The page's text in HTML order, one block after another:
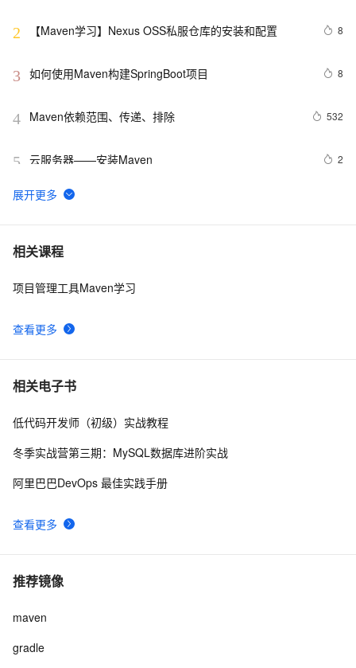
2 【Maven学习】Nexus OSS私服仓库的安装和配置 8
3 如何使用Maven构建SpringBoot项目 8
4 Maven依赖范围、传递、排除 532
5 云服务器——安装Maven 2
6 Maven实战从入门到精通（全）
7 Eclipse+Maven创建webapp项目<一> (转)
8 在maven中创建本地仓库
9 kubernetes下的jenkins如何设置maven
10
相关课程
查看更多
项目管理工具Maven学习
相关电子书
查看更多
低代码开发师（初级）实战教程
冬季实战营第三期：MySQL数据库进阶实战
阿里巴巴DevOps 最佳实践手册
推荐镜像
maven
gradle